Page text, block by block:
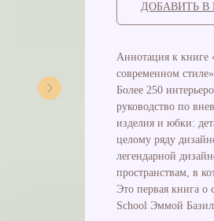
ДОБАВИТЬ В
Аннотация к книге
современном
Более 250
руководство по
изделия и юбки:
целому ряду
легендарной
пространствам, в
Это первая книга
School Эммой